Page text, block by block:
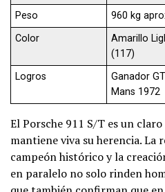
Peso
960 kg
Color
Amarillo
(117)
Logros
Ganador
Mans 1972
El Porsche 911 S/T es un
mantiene viva su herencia. La
campeón histórico y la
en paralelo no solo rinden